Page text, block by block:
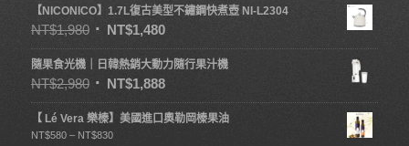
【NICONICO】1.7L復古美型不鏽鋼快煮壺 NI-L2304
NT$1,980 NT$1,480
隨果食光機｜日韓熱銷大動力隨行果汁機
NT$2,980 NT$1,888
【 Lé Vera 樂榛】美國進口奧勒岡榛果油
NT$580 – NT$830